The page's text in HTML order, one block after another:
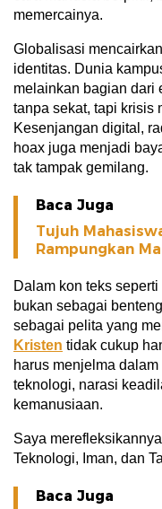
memercainya.
Globalisasi
identitas. Dunia
melainkan bagian dari
tanpa sekat, tapi krisis
Kesenjangan digital,
hoax juga menjadi
tak tampak gemilang.
Baca Juga
Tujuh
Rampungkan
Dalam kon teks
bukan sebagai
sebagai pelita yang
Kristen tidak cukup
harus menjelma
teknologi, narasi
kemanusiaan.
Saya
Teknologi, Iman, dan
Baca Juga